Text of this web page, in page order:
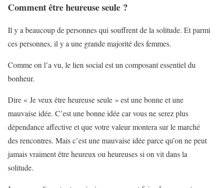
Comment être heureuse seule ?
Il y a beaucoup de personnes qui souffrent de la solitude. Et parmi
ces personnes, il y a une grande majorité des femmes.
Comme on l’a vu, le lien social est un composant essentiel du
bonheur.
Dire « Je veux être heureuse seule » est une bonne et une
mauvaise idée. C’est une bonne idée car vous ne serez plus
dépendance affective et que votre valeur montera sur le marché
des rencontres. Mais c’est une mauvaise idée parce qu’on ne peut
jamais vraiment être heureux ou heureuses si on vit dans la
solitude.